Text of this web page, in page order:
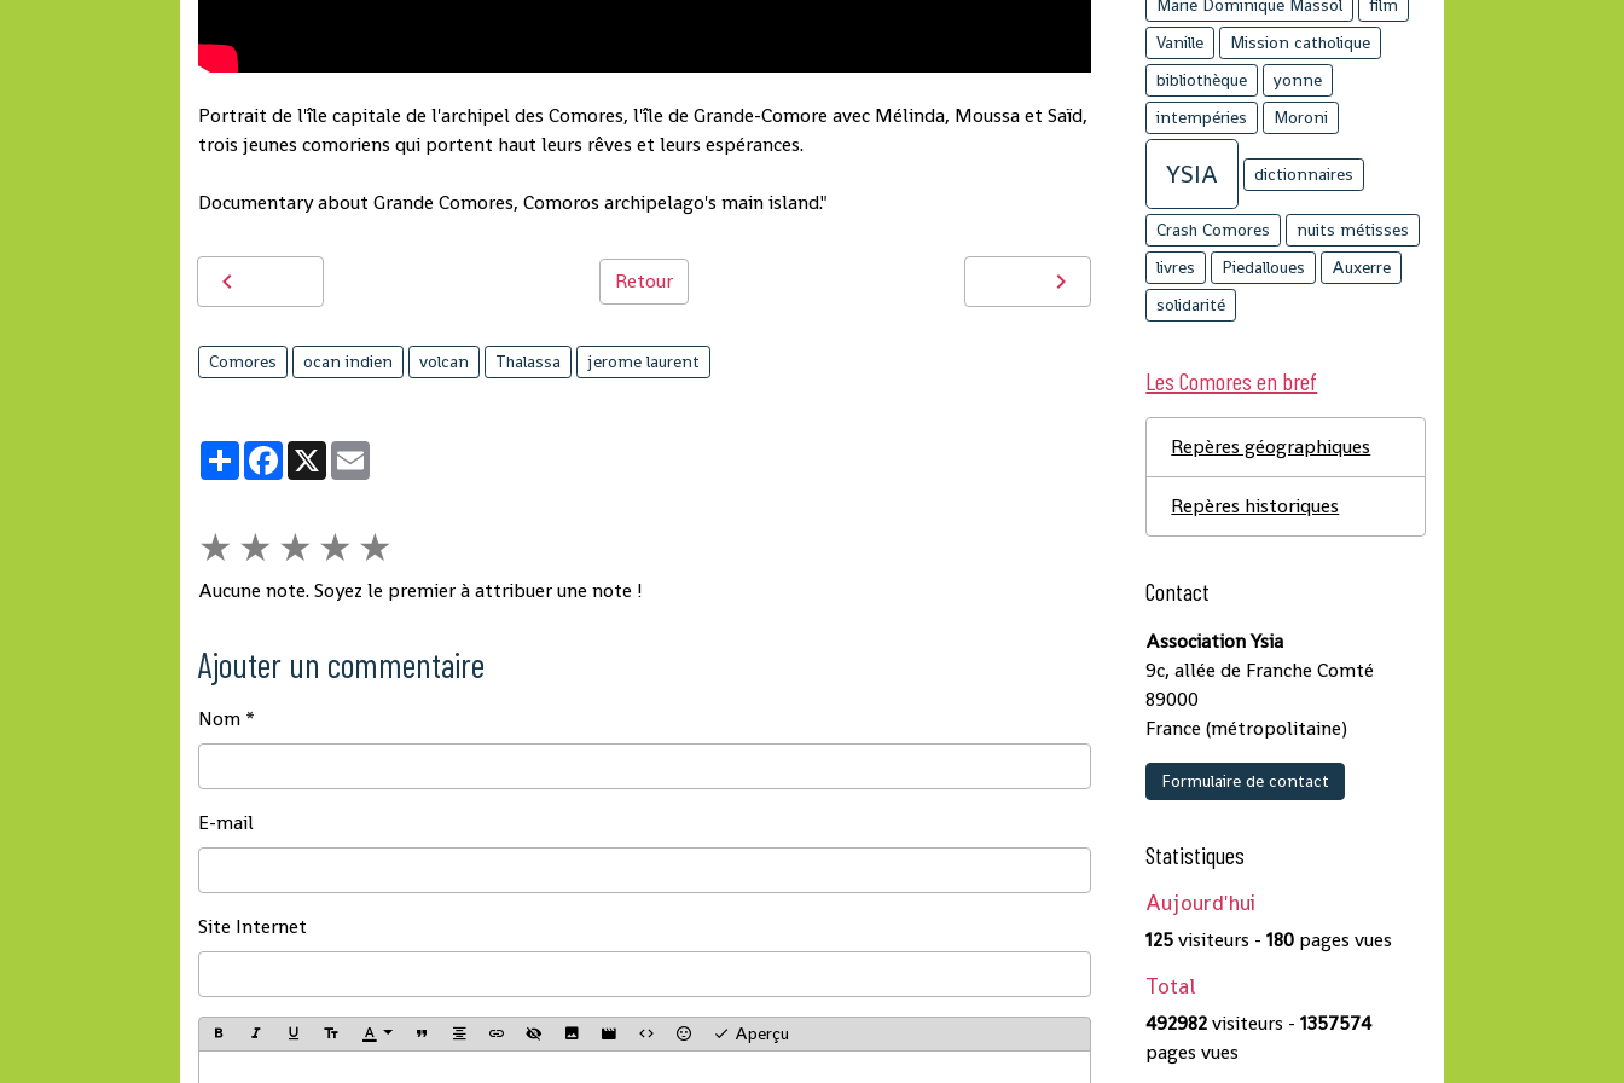
Portrait de l'île capitale de l'archipel des Comores, l'île de Grande-Comore avec Mélinda, Moussa et Saïd,
trois jeunes comoriens qui portent haut leurs rêves et leurs espérances.
Documentary about Grande Comores, Comoros archipelago's main island."
Retour
Comores ocan indien volcan Thalassa jerome laurent
PartagerFacebook
X
★ ★ ★ ★ ★
Aucune note. Soyez le premier à attribuer une note !
Ajouter un commentaire
Nom
E-mail
Site Internet
Aperçu
Marie Dominique Massol
film
Vanille
Mission catholique
bibliothèque
yonne
intempéries
Moroni
YSIA dictionnaires
Crash Comores
nuits métisses
livres
Piedalloues
Auxerre
solidarité
Les Comores en bref
Repères géographiques
Repères historiques
Contact
Association Ysia
9c, allée de Franche Comté
89000
France (métropolitaine)
Formulaire de contact
Statistiques
Aujourd'hui
125visiteurs -180 pages vues
Total
492982visiteurs -1357574
pages vues